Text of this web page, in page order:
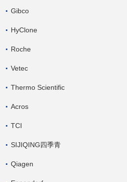
Gibco
HyClone
Roche
Vetec
Thermo Scientific
Acros
TCI
SIJIQING四季青
Qiagen